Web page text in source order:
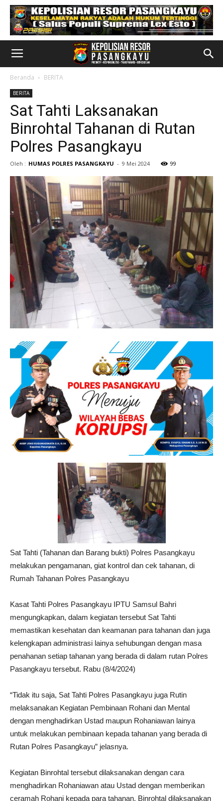
Beranda BERITA
BERITA
Sat Tahti Laksanakan
Binrohtal Tahanan di Rutan
Polres Pasangkayu
Oleh : HUMAS POLRES PASANGKAYU - 9 Mei 2024 99
Sat Tahti (Tahanan dan Barang bukti) Polres Pasangkayu
melakukan pengamanan, giat kontrol dan cek tahanan, di
Rumah Tahanan Polres Pasangkayu
Kasat Tahti Polres Pasangkayu IPTU Samsul Bahri
mengungkapkan, dalam kegiatan tersebut Sat Tahti
memastikan kesehatan dan keamanan para tahanan dan juga
kelengkapan administrasi lainya sehubungan dengan masa
penahanan setiap tahanan yang berada di dalam rutan Polres
Pasangkayu tersebut. Rabu (8/4/2024)
“Tidak itu saja, Sat Tahti Polres Pasangkayu juga Rutin
melaksanakan Kegiatan Pembinaan Rohani dan Mental
dengan menghadirkan Ustad maupun Rohaniawan lainya
untuk melakukan pembinaan kepada tahanan yang berada di
Rutan Polres Pasangkayu” jelasnya.
Kegiatan Binrohtal tersebut dilaksanakan dengan cara
menghadirkan Rohaniawan atau Ustad dengan memberikan
ceramah Rohani kepada para tahanan. Binrohtal dilaksanakan